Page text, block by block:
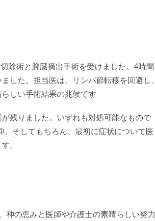
除術と脾臓摘出手術を受けました。4時間
した。担当医は、リンパ節転移を回避し、
しい手術結果の兆候です
残りました。いずれも対処可能なもので
そしてもちろん、最初に症状について医
。
神の恵みと医師や介護士の素晴らしい努力